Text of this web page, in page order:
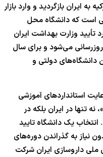
ایران بازگردید و وارد بازار
است که دانشگاه محل
وزارت بهداشت ایران
می‌شود و برای سال
دانشگاه‌های دولتی و
استانداردهای آموزشی
نه تنها در ایران بلکه در
انتخاب یک دانشگاه تایید
نیاز به گذراندن دوره‌های
ملی داروسازی ایران شرکت